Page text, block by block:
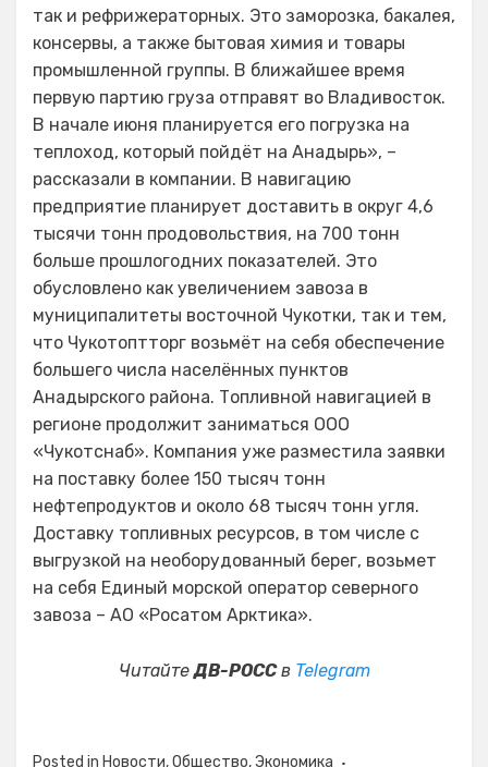
так и рефрижераторных. Это заморозка, бакалея,
консервы, а также бытовая химия и товары
промышленной группы. В ближайшее время
первую партию груза отправят во Владивосток.
В начале июня планируется его погрузка на
теплоход, который пойдёт на Анадырь», –
рассказали в компании. В навигацию
предприятие планирует доставить в округ 4,6
тысячи тонн продовольствия, на 700 тонн
больше прошлогодних показателей. Это
обусловлено как увеличением завоза в
муниципалитеты восточной Чукотки, так и тем,
что Чукотоптторг возьмёт на себя обеспечение
большего числа населённых пунктов
Анадырского района. Топливной навигацией в
регионе продолжит заниматься ООО
«Чукотснаб». Компания уже разместила заявки
на поставку более 150 тысяч тонн
нефтепродуктов и около 68 тысяч тонн угля.
Доставку топливных ресурсов, в том числе с
выгрузкой на необорудованный берег, возьмет
на себя Единый морской оператор северного
завоза – АО «Росатом Арктика».
ЧитайтеДВ-РОССв Telegram
Posted in Новости,Общество,Экономика